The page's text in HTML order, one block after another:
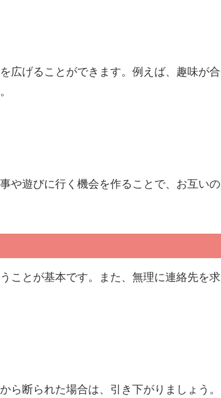
広げることができます。例えば、趣味が合
や遊びに行く機会を作ることで、お互いの
ことが基本です。また、無理に連絡先を求
ら断られた場合は、引き下がりましょう。